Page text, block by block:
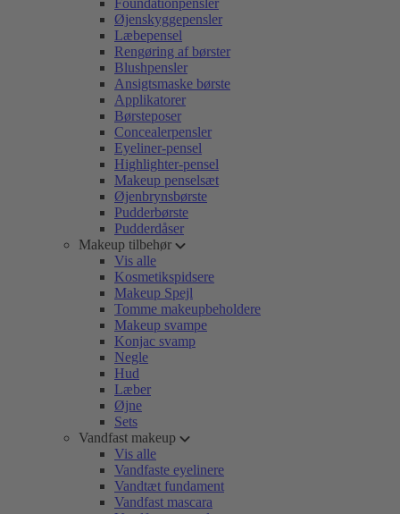
Foundationpensler
Øjenskyggepensler
Læbepensel
Rengøring af børster
Blushpensler
Ansigtsmaske børste
Applikatorer
Børsteposer
Concealerpensler
Eyeliner-pensel
Highlighter-pensel
Makeup penselsæt
Øjenbrynsbørste
Pudderbørste
Pudderdåser
Makeup tilbehør
Vis alle
Kosmetikspidsere
Makeup Spejl
Tomme makeupbeholdere
Makeup svampe
Konjac svamp
Negle
Hud
Læber
Øjne
Sets
Vandfast makeup
Vis alle
Vandfaste eyelinere
Vandtæt fundament
Vandfast mascara